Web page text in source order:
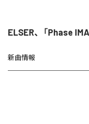
ELSER、「Phase
新曲情報